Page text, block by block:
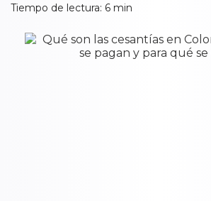
Tiempo de lectura: 6 min